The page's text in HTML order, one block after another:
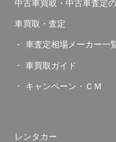
中古車買取・中古車査定
車買取・査定
車査定相場メーカー一
車買取ガイド
キャンペーン・ＣＭ
レンタカー